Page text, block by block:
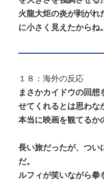
火龍大炬の炎が剥がれ
に小さく見えたからね。
１８：海外の反応
まさかカイドウの回
せてくれるとは思わな
本当に映画を観てるか
長い旅だったが、つい
だ。
ルフィが笑いながら拳